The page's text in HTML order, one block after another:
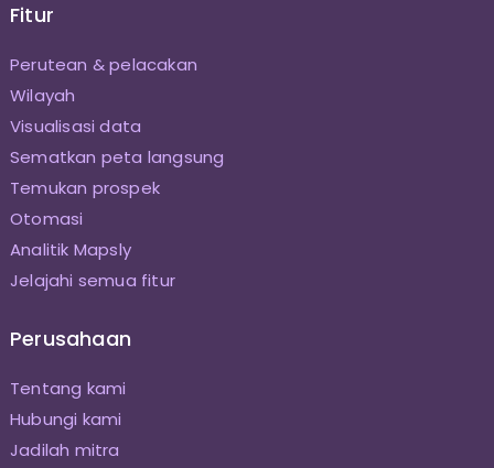
Fitur
Perutean & pelacakan
Wilayah
Visualisasi data
Sematkan peta langsung
Temukan prospek
Otomasi
Analitik Mapsly
Jelajahi semua fitur
Perusahaan
Tentang kami
Hubungi kami
Jadilah mitra